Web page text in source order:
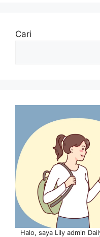
Cari
Halo, saya Lily admin